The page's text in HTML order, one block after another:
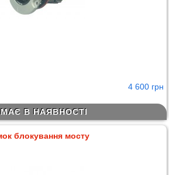
4 600 грн
В НАЯВНОСТІ
блокування мосту